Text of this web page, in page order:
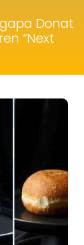
Donat
“Next